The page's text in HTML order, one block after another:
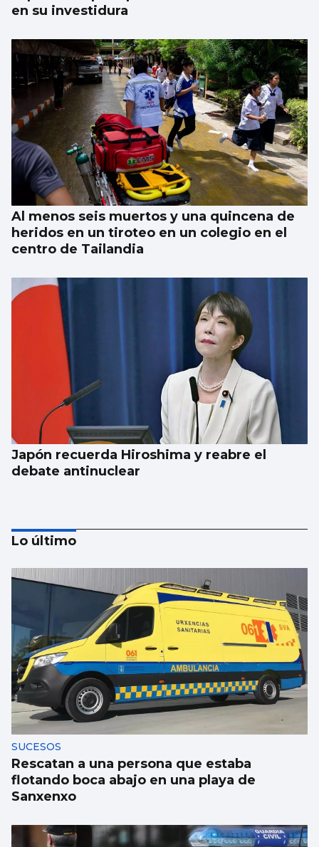
en su investidura
Al menos seis muertos y una quincena de
heridos en un tiroteo en un colegio en el
centro de Tailandia
Japón recuerda Hiroshima y reabre el
debate antinuclear
Trump amenaza con un golpe “muy duro”
si Ormuz no abre
Lo último
SUCESOS
Rescatan a una persona que estaba
flotando boca abajo en una playa de
Sanxenxo